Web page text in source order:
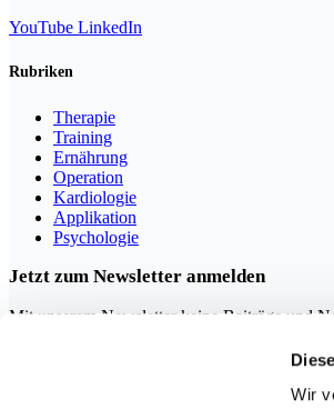
Wir
YouTube LinkedIn
Rubriken
Therapie
Training
Ernährung
Operation
Kardiologie
Applikation
Psychologie
Jetzt zum Newsletter anmelden
Mit unserem Newsletter keine Beiträge und